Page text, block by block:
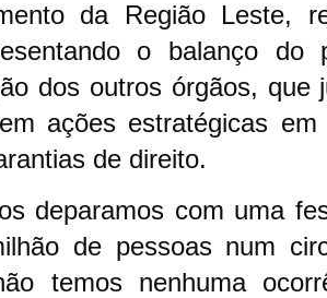
da Região Leste,
o balanço do
dos outros órgãos, que
ações estratégicas
de direito.
deparamos com uma
de pessoas num
temos nenhuma